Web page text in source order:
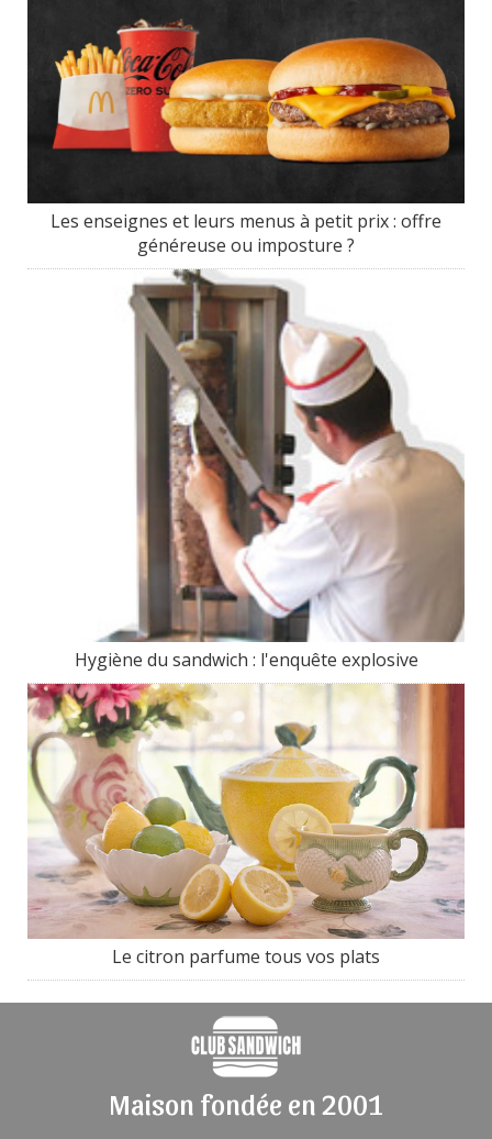
Les enseignes et leurs menus à petit prix : offre
généreuse ou imposture ?
Hygiène du sandwich : l'enquête explosive
Le citron parfume tous vos plats
Maison fondée en 2001